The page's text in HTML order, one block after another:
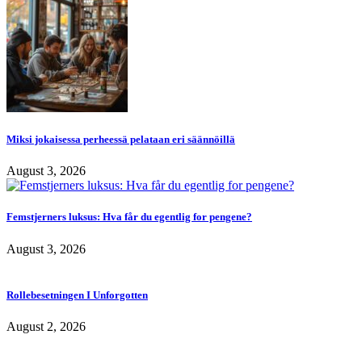
Miksi jokaisessa perheessä pelataan eri säännöillä
August 3, 2026
Femstjerners luksus: Hva får du egentlig for pengene?
August 3, 2026
Rollebesetningen I Unforgotten
August 2, 2026